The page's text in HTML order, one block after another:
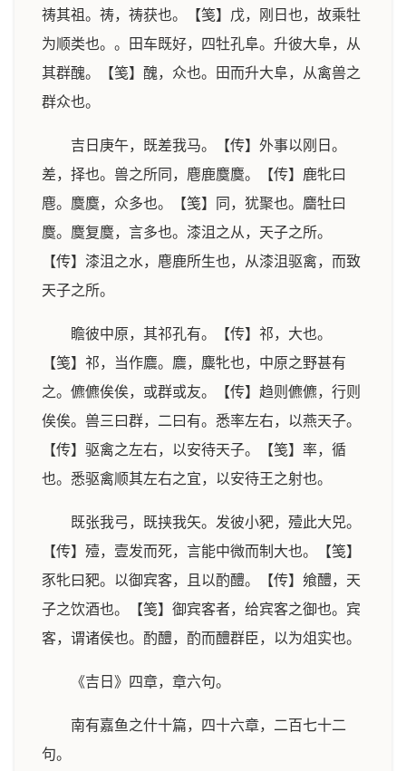
祷其祖。祷，祷获也。【笺】戊，刚日也，故乘牡
为顺类也。。田车既好，四牡孔阜。升彼大阜，从
其群醜。【笺】醜，众也。田而升大阜，从禽兽之
群众也。
吉日庚午，既差我马。【传】外事以刚日。
差，择也。兽之所同，麀鹿麌麌。【传】鹿牝曰
麀。麌麌，众多也。【笺】同，犹聚也。麕牡曰
麌。麌复麌，言多也。漆沮之从，天子之所。
【传】漆沮之水，麀鹿所生也，从漆沮驱禽，而致
天子之所。
瞻彼中原，其祁孔有。【传】祁，大也。
【笺】祁，当作麎。麎，麋牝也，中原之野甚有
之。儦儦俟俟，或群或友。【传】趋则儦儦，行则
俟俟。兽三曰群，二曰有。悉率左右，以燕天子。
【传】驱禽之左右，以安待天子。【笺】率，循
也。悉驱禽顺其左右之宜，以安待王之射也。
既张我弓，既挟我矢。发彼小豝，殪此大兕。
【传】殪，壹发而死，言能中微而制大也。【笺】
豕牝曰豝。以御宾客，且以酌醴。【传】飨醴，天
子之饮酒也。【笺】御宾客者，给宾客之御也。宾
客，谓诸侯也。酌醴，酌而醴群臣，以为俎实也。
《吉日》四章，章六句。
南有嘉鱼之什十篇，四十六章，二百七十二
句。